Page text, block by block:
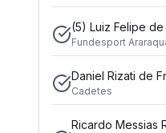
(5) Luiz Felipe
Fundesport
Daniel Rizati de
Cadetes
Ricardo Messias